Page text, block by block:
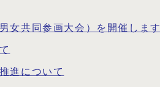
女共同参画大会）を開催します
進について